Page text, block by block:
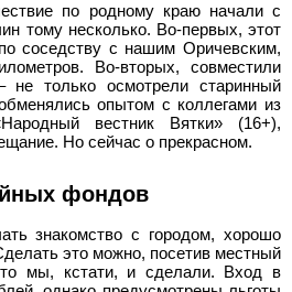
по родному краю начали с
тому несколько. Во-первых, этот
соседству с нашим Оричевским,
Во-вторых, совместили
не только осмотрели старинный
опытом с коллегами из
вестник Вятки» (16+),
Но сейчас о прекрасном.
фондов
знакомство с городом, хорошо
это можно, посетив местный
мы, кстати, и сделали. Вход в